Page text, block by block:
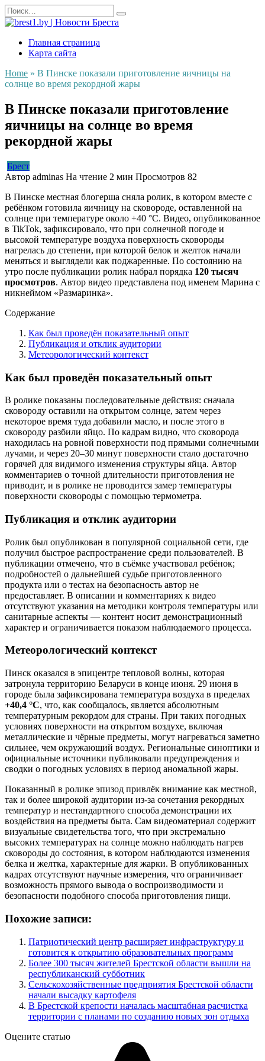
Перейти
к
содержанию
Search
for:
Главная страница
Карта сайта
Home » В Пинске показали приготовление яичницы на
солнце во время рекордной жары
В Пинске показали приготовление
яичницы на солнце во время
рекордной жары
Брест
Автор adminas На чтение 2 мин Просмотров 82
В Пинске местная блогерша сняла ролик, в котором вместе с
ребёнком готовила яичницу на сковороде, оставленной на
солнце при температуре около +40 °C. Видео, опубликованное
в TikTok, зафиксировало, что при солнечной погоде и
высокой температуре воздуха поверхность сковороды
нагрелась до степени, при которой белок и желток начали
меняться и выглядели как поджаренные. По состоянию на
утро после публикации ролик набрал порядка 120 тысяч
просмотров. Автор видео представлена под именем Марина с
никнеймом «Размаринка».
Содержание
Как был проведён показательный опыт
Публикация и отклик аудитории
Метеорологический контекст
Как был проведён показательный опыт
В ролике показаны последовательные действия: сначала
сковороду оставили на открытом солнце, затем через
некоторое время туда добавили масло, и после этого в
сковороду разбили яйцо. По кадрам видно, что сковорода
находилась на ровной поверхности под прямыми солнечными
лучами, и через 20–30 минут поверхности стало достаточно
горячей для видимого изменения структуры яйца. Автор
комментариев о точной длительности приготовления не
приводит, и в ролике не проводится замер температуры
поверхности сковороды с помощью термометра.
Публикация и отклик аудитории
Ролик был опубликован в популярной социальной сети, где
получил быстрое распространение среди пользователей. В
публикации отмечено, что в съёмке участвовал ребёнок;
подробностей о дальнейшей судьбе приготовленного
продукта или о тестах на безопасность автор не
предоставляет. В описании и комментариях к видео
отсутствуют указания на методики контроля температуры или
санитарные аспекты — контент носит демонстрационный
характер и ограничивается показом наблюдаемого процесса.
Метеорологический контекст
Пинск оказался в эпицентре тепловой волны, которая
затронула территорию Беларуси в конце июня. 29 июня в
городе была зафиксирована температура воздуха в пределах
+40,4 °C, что, как сообщалось, является абсолютным
температурным рекордом для страны. При таких погодных
условиях поверхности на открытом воздухе, включая
металлические и чёрные предметы, могут нагреваться заметно
сильнее, чем окружающий воздух. Региональные синоптики и
официальные источники публиковали предупреждения и
сводки о погодных условиях в период аномальной жары.
Показанный в ролике эпизод привлёк внимание как местной,
так и более широкой аудитории из‑за сочетания рекордных
температур и нестандартного способа демонстрации их
воздействия на предметы быта. Сам видеоматериал содержит
визуальные свидетельства того, что при экстремально
высоких температурах на солнце можно наблюдать нагрев
сковороды до состояния, в котором наблюдаются изменения
белка и желтка, характерные для жарки. В опубликованных
кадрах отсутствуют научные измерения, что ограничивает
возможность прямого вывода о воспроизводимости и
безопасности подобного способа приготовления пищи.
Похожие записи:
Патриотический центр расширяет инфраструктуру и
готовится к открытию образовательных программ
Более 300 тысяч жителей Брестской области вышли на
республиканский субботник
Сельскохозяйственные предприятия Брестской области
начали высадку картофеля
В Брестской крепости началась масштабная расчистка
территории с планами по созданию новых зон отдыха
Оцените статью